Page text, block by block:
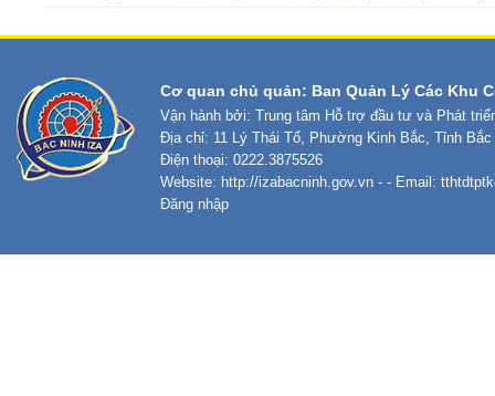
Cơ quan chủ quản: Ban Quản Lý Các Khu
Vận hành bởi: Trung tâm Hỗ trợ đầu tư và Phát
Địa chỉ: 11 Lý Thái Tổ, Phường Kinh Bắc, Tỉnh Bắc
Điện thoại: 0222.3875526
Website: http://izabacninh.gov.vn - - Email:
Đăng nhập